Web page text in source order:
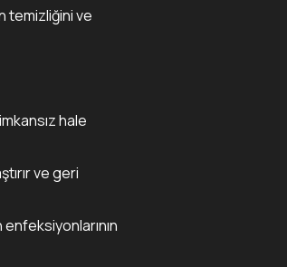
temizliğini ve
hale
ve geri